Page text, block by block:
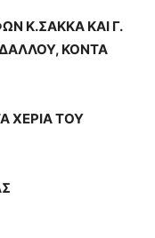
Κ.ΣΑΚΚΑ ΚΑΙ Γ.
ΚΟΝΤΑ
ΧΕΡΙΑ ΤΟΥ